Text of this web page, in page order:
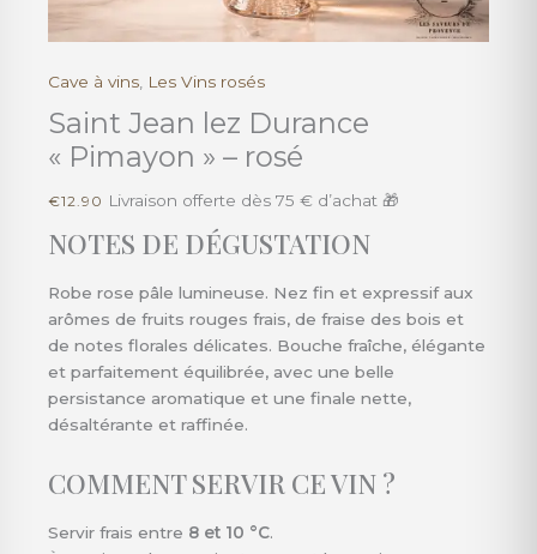
Cave à vins Les Vins rosés
Saint Jean lez Durance
« Pimayon » – rosé
€12.90 Livraison offerte dès 75 € d’achat 🎁
NOTES DE DÉGUSTATION
Robe rose pâle lumineuse. Nez fin et expressif aux
arômes de fruits rouges frais, de fraise des bois et
de notes florales délicates. Bouche fraîche, élégante
et parfaitement équilibrée, avec une belle
persistance aromatique et une finale nette,
désaltérante et raffinée.
COMMENT SERVIR CE VIN ?
Servir frais entre 8 et 10 °C.
quantité
de
Saint
Jean
"Pimayon"
rosé